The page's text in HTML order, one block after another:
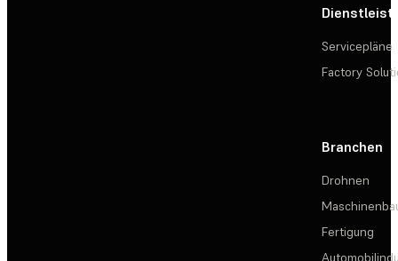
Servicepläne
Factory
Branchen
Drohnen
Fertigung